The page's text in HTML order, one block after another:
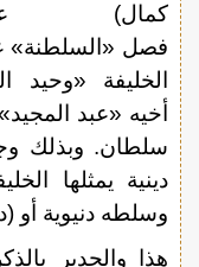
كمال)
فصل «السلطنة»
الخليفة «وحيد
أخيه «عبد
سلطان. وبذلك
دينية يمثلها
وسلطه دنيوية أو
هذا والجدير